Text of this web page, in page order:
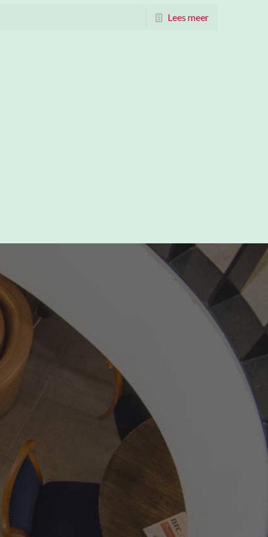
Lees meer